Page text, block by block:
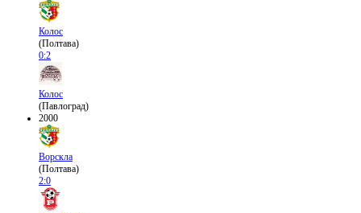
Колос
(Полтава)
0:2
Колос
(Павлоград)
2000
Ворскла
(Полтава)
2:0